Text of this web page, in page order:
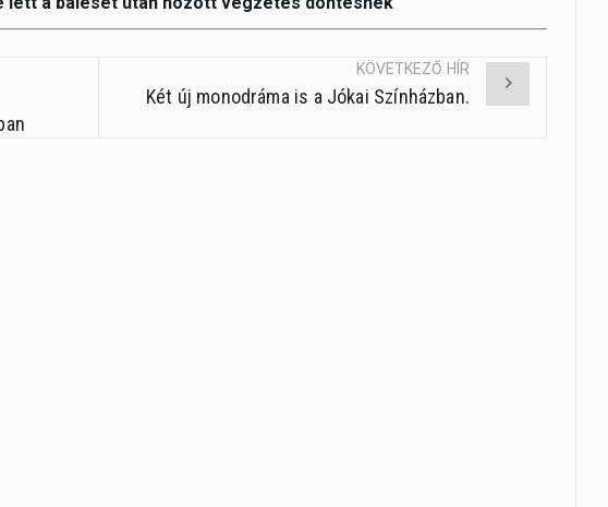
KÖVETKEZŐ HÍR
Két új monodráma is a Jókai Színházban.